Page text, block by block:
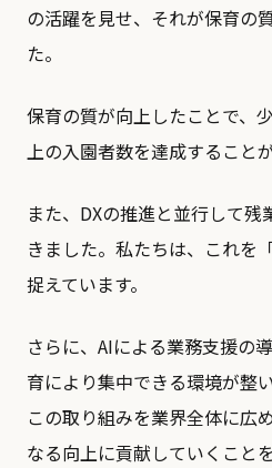
の活躍を見せ、それが保育の
た。
保育の質が向上したことで、
上の入園者数を達成すること
また、DXの推進と並行して
きました。私たちは、これを
捉えています。
さらに、AIによる業務支援の
育により集中できる環境が整
この取り組みを業界全体に広
なる向上に貢献していくこと